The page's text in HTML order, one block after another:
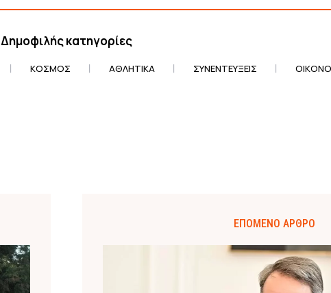
Δημοφιλής κατηγορίες
ΚΌΣΜΟΣ ΑΘΛΗΤΙΚΆ ΣΥΝΕΝΤΕΎΞΕΙΣ
ΕΠΌΜΕΝΟ ΆΡΘΡΟ